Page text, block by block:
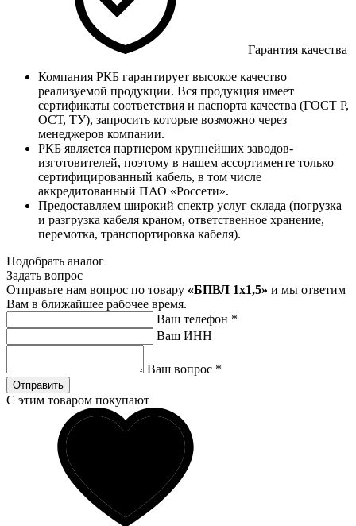
Гарантия качества
Компания РКБ гарантирует высокое качество
реализуемой продукции. Вся продукция имеет
сертификаты соответствия и паспорта качества (ГОСТ Р,
ОСТ, ТУ), запросить которые возможно через
менеджеров компании.
РКБ является партнером крупнейших заводов-
изготовителей, поэтому в нашем ассортименте только
сертифицированный кабель, в том числе
аккредитованный ПАО «Россети».
Предоставляем широкий спектр услуг склада (погрузка
и разгрузка кабеля краном, ответственное хранение,
перемотка, транспортировка кабеля).
Подобрать аналог
Задать вопрос
Отправьте нам вопрос по товару «БПВЛ 1x1,5» и мы ответим
Вам в ближайшее рабочее время.
Ваш телефон *
Ваш ИНН
Ваш вопрос *
Отправить
С этим товаром покупают